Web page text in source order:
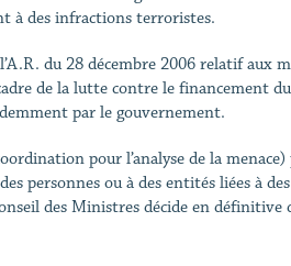
à des infractions terroristes.
du 28 décembre 2006 relatif aux
de la lutte contre le financement
par le gouvernement.
pour l’analyse de la
personnes ou à des entités liées à
des Ministres décide en définitive